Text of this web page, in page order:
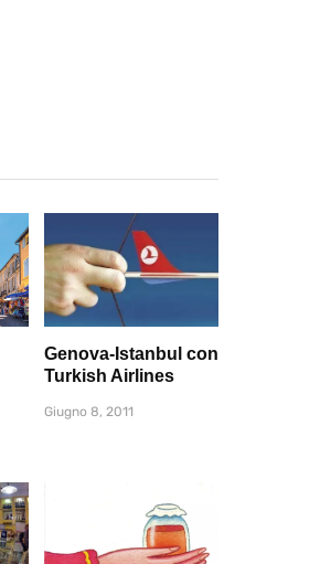
Genova-Istanbul con
Turkish Airlines
Giugno 8, 2011